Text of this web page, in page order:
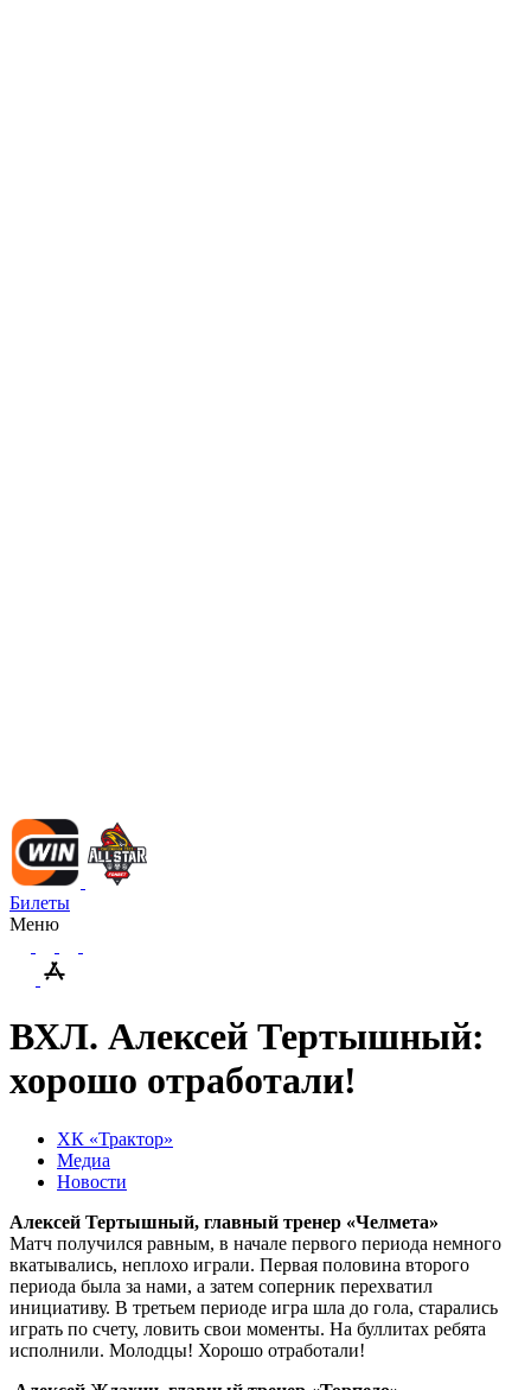
Билеты
Меню
ВХЛ. Алексей Тертышный:
хорошо отработали!
ХК «Трактор»
Медиа
Новости
Алексей Тертышный, главный тренер «Челмета»
Матч получился равным, в начале первого периода немного
вкатывались, неплохо играли. Первая половина второго
периода была за нами, а затем соперник перехватил
инициативу. В третьем периоде игра шла до гола, старались
играть по счету, ловить свои моменты. На буллитах ребята
исполнили. Молодцы! Хорошо отработали!